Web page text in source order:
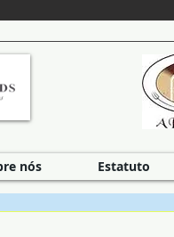
nós Estatuto